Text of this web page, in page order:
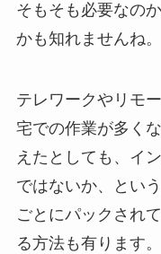
そもそも必要なの
かも知れませんね。
テレワークやリモ
宅での作業が多く
えたとしても、イ
ではないか、とい
ごとにパックされ
る方法も有ります。